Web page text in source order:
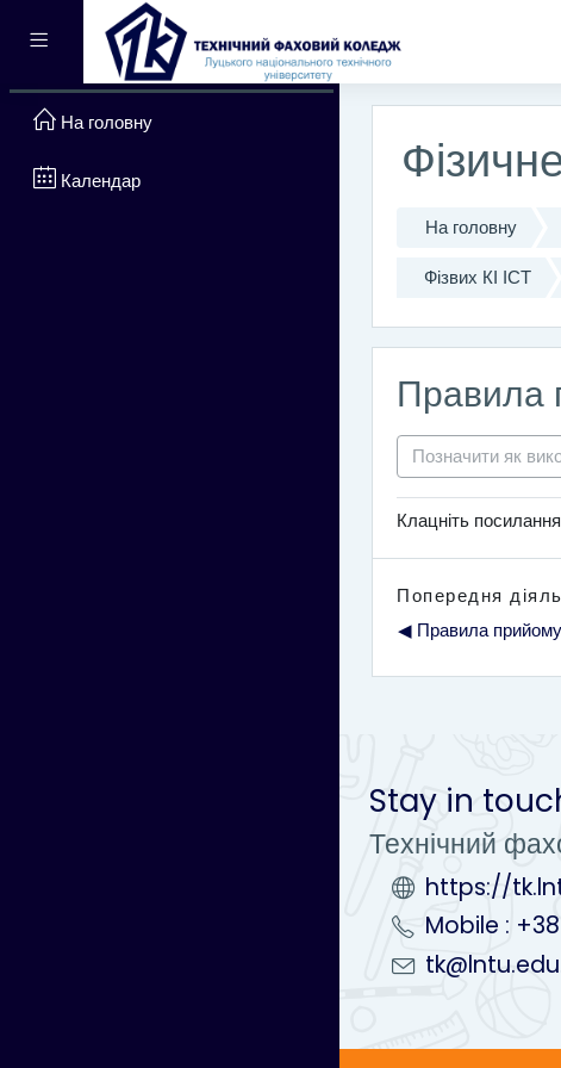
Бокова панель
На головну
Фізвих КІ ІСТ
Правила
Позначити як
Клацніть посилання
Попередня
◀︎ Правила прийому
На головну
Календар
Stay in
Технічний
https://
Mobile :